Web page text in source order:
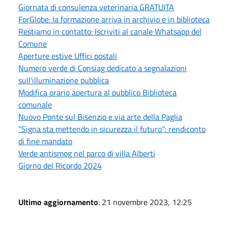
Giornata di consulenza veterinaria GRATUITA
ForGlobe: la formazione arriva in archivio e in biblioteca
Restiamo in contatto: Iscriviti al canale Whatsapp del
Comune
Aperture estive Uffici postali
Numero verde di Consiag dedicato a segnalazioni
sull'illuminazione pubblica
Modifica orario apertura al pubblico Biblioteca
comunale
Nuovo Ponte sul Bisenzio e via arte della Paglia
"Signa sta mettendo in sicurezza il futuro": rendiconto
di fine mandato
Verde antismog nel parco di villa Alberti
Giorno del Ricordo 2024
Ultimo aggiornamento: 21 novembre 2023, 12:25